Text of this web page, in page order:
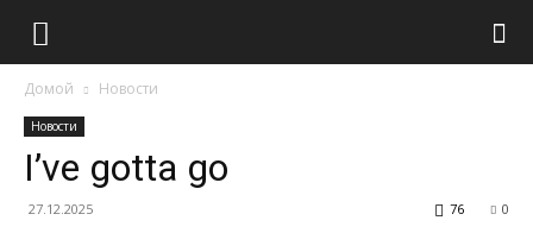
Домой Новости
Новости
I’ve gotta go
27.12.2025 0
76